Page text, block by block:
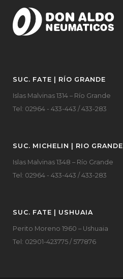
SUC. FATE | RÍO GRANDE
Islas Malvinas 1314 – Río Grande
Tel: 02964 - 433-443 / 433-283
SUC. MICHELIN | RIO GRANDE
Islas Malvinas 1348 – Río Grande
Tel: 02964 - 433-443 / 433-283
SUC. FATE | USHUAIA
Perito Moreno 1960 – Ushuaia
Tel: 02901-423775 / 577876